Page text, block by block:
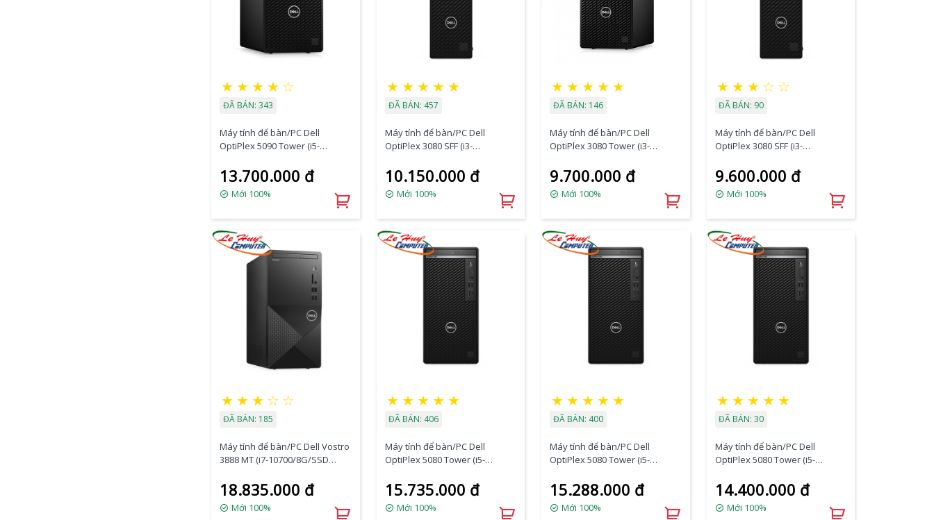
★ ★ ★ ★ ☆
ĐÃ BÁN: 343
Máy tính để bàn/PC Dell
OptiPlex 5090 Tower (i5-
HDD/DVDRW/K+M/Ubuntu)
(70272953)
13.700.000 đ
Mới 100%
★ ★ ★ ★ ★
ĐÃ BÁN: 457
Máy tính để bàn/PC Dell
OptiPlex 3080 SFF (i3-
SSD/DVDRW/K+M/Fedora)
(70272952)
10.150.000 đ
Mới 100%
★ ★ ★ ★ ★
ĐÃ BÁN: 146
Máy tính để bàn/PC Dell
OptiPlex 3080 Tower (i3-
HDD/DVDRW/K+M/Fedora)
(70233227)
9.700.000 đ
Mới 100%
★ ★ ★ ☆ ☆
ĐÃ BÁN: 90
Máy tính để bàn/PC Dell
OptiPlex 3080 SFF (i3-
HDD/DVDRW/K+M/Fedora)
(70233228)
9.600.000 đ
Mới 100%
★ ★ ★ ☆ ☆
ĐÃ BÁN: 185
Máy tính để bàn/PC Dell Vostro
3888 MT (i7-10700/8G/SSD
(70243937)
18.835.000 đ
Mới 100%
★ ★ ★ ★ ★
ĐÃ BÁN: 406
Máy tính để bàn/PC Dell
OptiPlex 5080 Tower (i5-
SSD/DVDRW/K+M/Ubuntu)
(70228815)
15.735.000 đ
Mới 100%
★ ★ ★ ★ ★
ĐÃ BÁN: 400
Máy tính để bàn/PC Dell
OptiPlex 5080 Tower (i5-
SSD/DVDRW/Wlan/K+M/Ubunt
u) (70228814)
15.288.000 đ
Mới 100%
★ ★ ★ ★ ★
ĐÃ BÁN: 30
Máy tính để bàn/PC Dell
OptiPlex 5080 Tower (i5-
SSD/DVDRW/K+M/Ubuntu)
(70228813)
14.400.000 đ
Mới 100%